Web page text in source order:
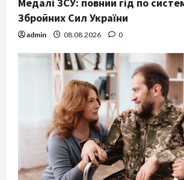
Збройних Сил України
admin 08.08.2026 0